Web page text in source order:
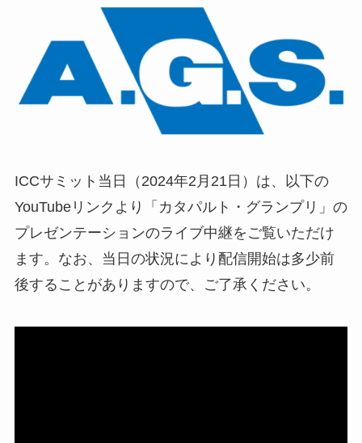
ICCサミット当日（2024年2月21日）は、以下の
YouTubeリンクより「カタパルト・グランプリ」の
プレゼンテーションのライブ中継をご覧いただけ
ます。なお、当日の状況により配信開始は多少前
後することがありますので、ご了承ください。